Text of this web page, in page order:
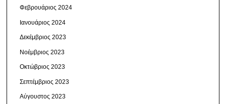
Φεβρουάριος 2024
Ιανουάριος 2024
Δεκέμβριος 2023
Νοέμβριος 2023
Οκτώβριος 2023
Σεπτέμβριος 2023
Αύγουστος 2023